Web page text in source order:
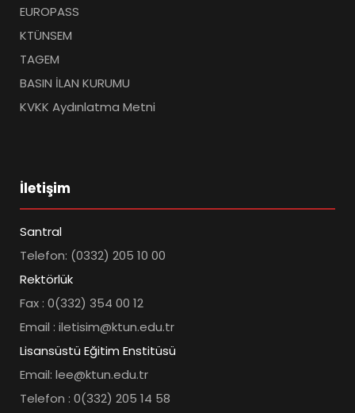
EUROPASS
KTÜNSEM
TAGEM
BASIN İLAN KURUMU
KVKK Aydınlatma Metni
İletişim
Santral
Telefon: (0332) 205 10 00
Rektörlük
Fax : 0(332) 354 00 12
Email : iletisim@ktun.edu.tr
Lisansüstü Eğitim Enstitüsü
Email: lee@ktun.edu.tr
Telefon : 0(332) 205 14 58